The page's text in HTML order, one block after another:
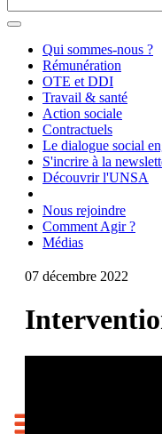
Qui sommes-nous ?
Rémunération
OTE et DDI
Travail & santé
Action sociale
Contractuels
Le dialogue social
S'incrire à la
Découvrir l'UNSA
Nous rejoindre
Comment Agir ?
Médias
07 décembre 2022